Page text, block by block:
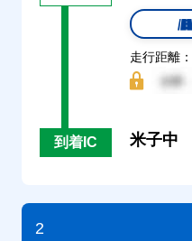
走行距離：
到着IC 米子中
2